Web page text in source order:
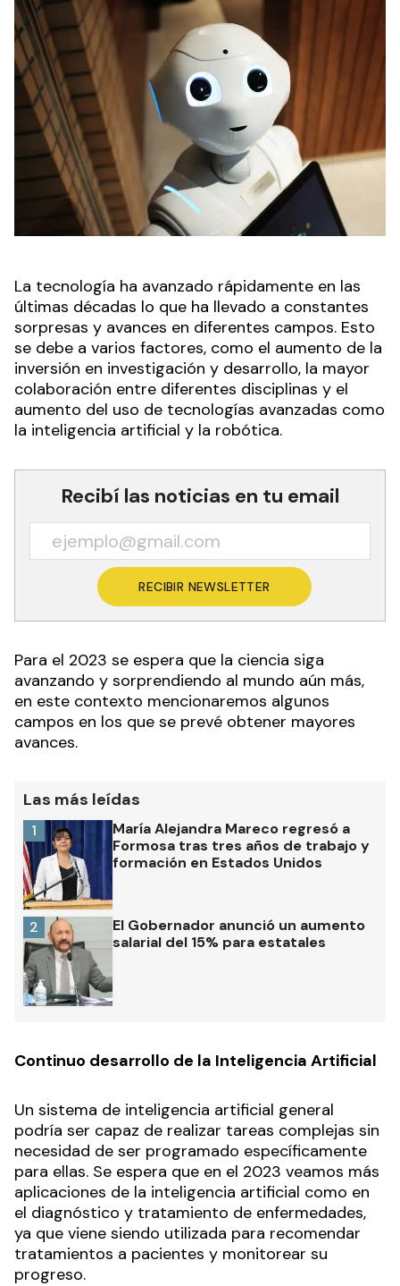
La tecnología ha avanzado rápidamente en las
últimas décadas lo que ha llevado a constantes
sorpresas y avances en diferentes campos. Esto
se debe a varios factores, como el aumento de la
inversión en investigación y desarrollo, la mayor
colaboración entre diferentes disciplinas y el
aumento del uso de tecnologías avanzadas como
la inteligencia artificial y la robótica.
Recibí las noticias en tu email
RECIBIR NEWSLETTER
Para el 2023 se espera que la ciencia siga
avanzando y sorprendiendo al mundo aún más,
en este contexto mencionaremos algunos
campos en los que se prevé obtener mayores
avances.
Las más leídas
María Alejandra Mareco regresó a
Formosa tras tres años de trabajo y
formación en Estados Unidos
1
El Gobernador anunció un aumento
salarial del 15% para estatales
2
Continuo desarrollo de la Inteligencia Artificial
Un sistema de inteligencia artificial general
podría ser capaz de realizar tareas complejas sin
necesidad de ser programado específicamente
para ellas. Se espera que en el 2023 veamos más
aplicaciones de la inteligencia artificial como en
el diagnóstico y tratamiento de enfermedades,
ya que viene siendo utilizada para recomendar
tratamientos a pacientes y monitorear su
progreso.